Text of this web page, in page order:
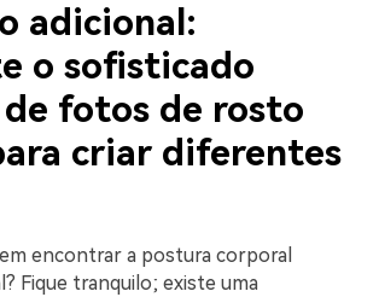
adicional:
o sofisticado
fotos de rosto
criar diferentes
encontrar a postura corporal
Fique tranquilo; existe uma